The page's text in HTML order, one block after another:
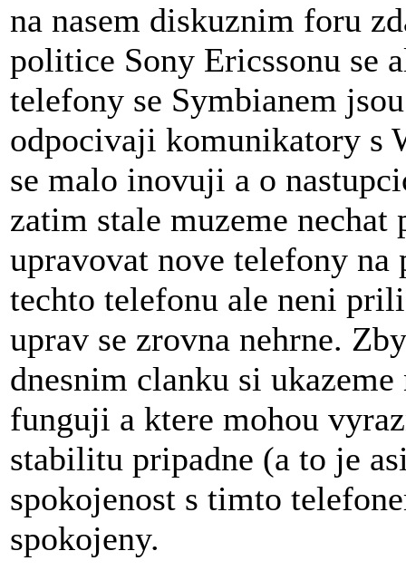
na nasem diskuznim foru
politice Sony Ericssonu se
telefony se Symbianem
odpocivaji komunikatory s
se malo inovuji a o
zatim stale muzeme nechat
upravovat nove telefony
techto telefonu ale neni
uprav se zrovna nehrne.
dnesnim clanku si
funguji a ktere mohou
stabilitu pripadne (a to je
spokojenost s timto
spokojeny.